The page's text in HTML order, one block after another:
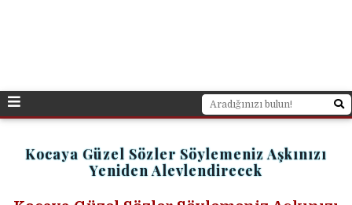
Kocaya Güzel Sözler Söylemeniz Aşkınızı
Yeniden Alevlendirecek